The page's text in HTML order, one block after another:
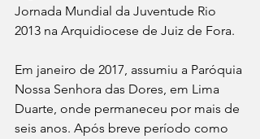
Jornada Mundial da Juventude Rio
2013 na Arquidiocese de Juiz de Fora.
Em janeiro de 2017, assumiu a Paróquia
Nossa Senhora das Dores, em Lima
Duarte, onde permaneceu por mais de
seis anos. Após breve período como